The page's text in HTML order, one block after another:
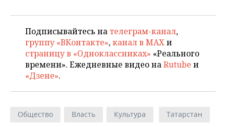
Подписывайтесь на телеграм-канал,
группу «ВКонтакте»,канал в MAXи
страницу в «Одноклассниках» «Реального
времени». Ежедневные видео наRutube и
«Дзене».
Общество Власть Культура Татарстан